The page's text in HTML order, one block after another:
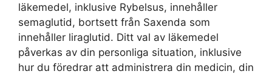
läkemedel, inklusive Rybelsus, innehåller
semaglutid, bortsett från Saxenda som
innehåller liraglutid. Ditt val av läkemedel
påverkas av din personliga situation, inklusive
hur du föredrar att administrera din medicin, din